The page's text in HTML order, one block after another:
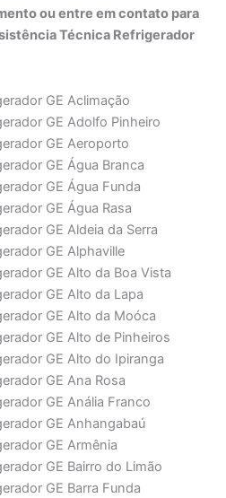
ou entre em contato para
Técnica Refrigerador
GE Aclimação
GE Adolfo Pinheiro
GE Aeroporto
GE Água Branca
GE Água Funda
GE Água Rasa
GE Aldeia da Serra
GE Alphaville
GE Alto da Boa Vista
GE Alto da Lapa
GE Alto da Moóca
GE Alto de Pinheiros
GE Alto do Ipiranga
GE Ana Rosa
GE Anália Franco
GE Anhangabaú
GE Armênia
GE Bairro do Limão
GE Barra Funda